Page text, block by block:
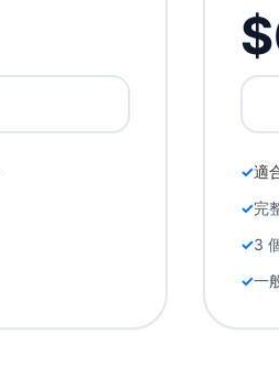
適
完
3
一